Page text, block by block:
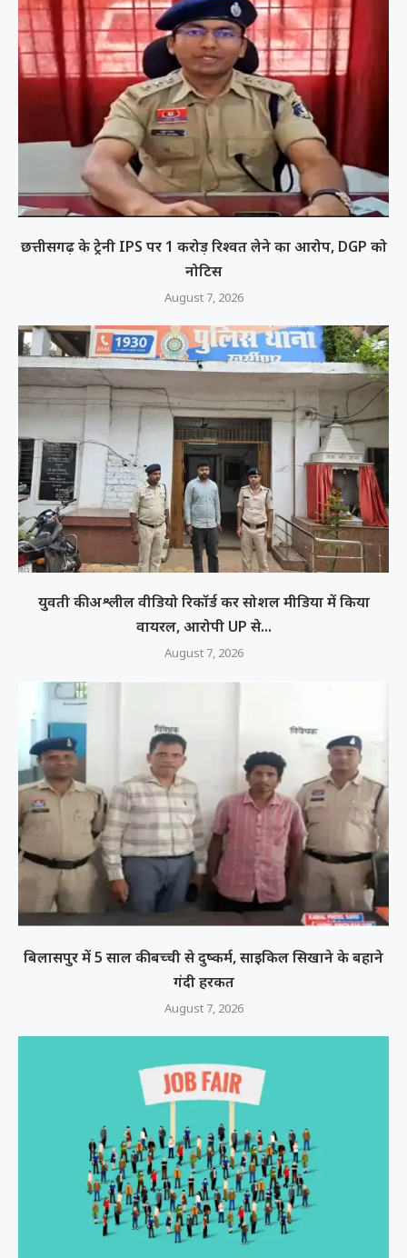
छत्तीसगढ़ के ट्रेनी IPS पर 1 करोड़ रिश्वत लेने का आरोप, DGP को
नोटिस
August 7, 2026
युवती की अश्लील वीडियो रिकॉर्ड कर सोशल मीडिया में किया
वायरल, आरोपी UP से...
August 7, 2026
बिलासपुर में 5 साल की बच्ची से दुष्कर्म, साइकिल सिखाने के बहाने
गंदी हरकत
August 7, 2026